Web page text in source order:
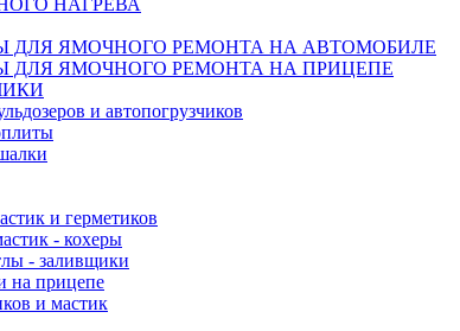
НАГРЕВА
ДЛЯ ЯМОЧНОГО РЕМОНТА НА АВТОМОБИЛЕ
ЯМОЧНОГО РЕМОНТА НА ПРИЦЕПЕ
и автопогрузчиков
и герметиков
- кохеры
- заливщики
на прицепе
и мастик